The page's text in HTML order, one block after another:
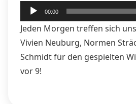
Audio-
Player
00:00
Jeden Morgen treffen sich
Vivien Neuburg, Normen
Schmidt für den gespielten
vor 9!